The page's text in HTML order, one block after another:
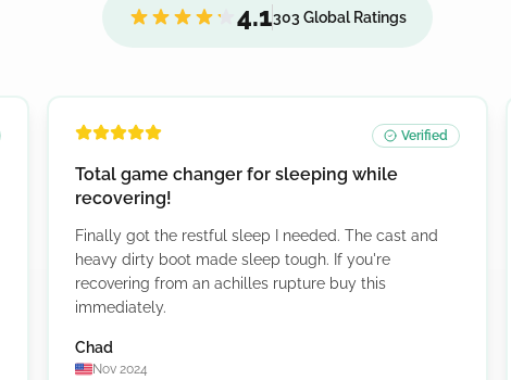
4.1303 Global Ratings
Verified
Total game changer for sleeping while
recovering!
Finally got the restful sleep I needed. The cast and
heavy dirty boot made sleep tough. If you're
recovering from an achilles rupture buy this
immediately.
Chad
Nov 2024